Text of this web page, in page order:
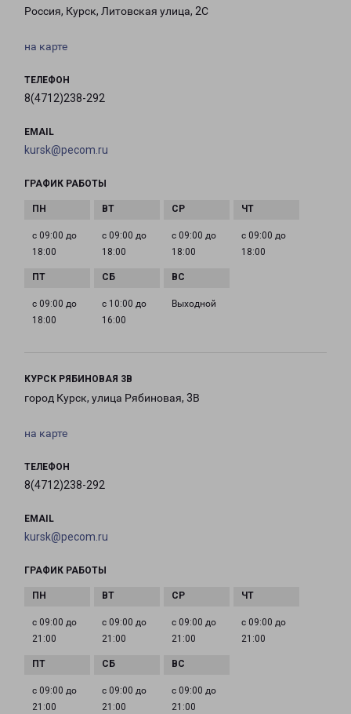
Россия, Курск, Литовская улица, 2С
на карте
ТЕЛЕФОН
8(4712)238-292
EMAIL
kursk@pecom.ru
ГРАФИК РАБОТЫ
с 09:00 до
18:00
с 09:00 до
18:00
с 09:00 до
18:00
с 09:00 до
18:00
с 09:00 до
18:00
с 10:00 до
16:00
Выходной
КУРСК РЯБИНОВАЯ 3В
город Курск, улица Рябиновая, 3В
на карте
ТЕЛЕФОН
8(4712)238-292
EMAIL
kursk@pecom.ru
ГРАФИК РАБОТЫ
с 09:00 до
21:00
с 09:00 до
21:00
с 09:00 до
21:00
с 09:00 до
21:00
с 09:00 до
21:00
с 09:00 до
21:00
с 09:00 до
21:00